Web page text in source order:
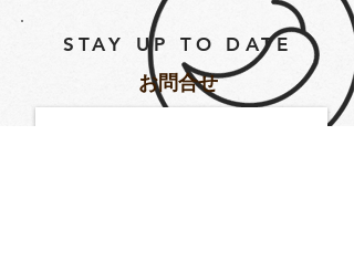
STAY UP TO DATE
​お問合せ